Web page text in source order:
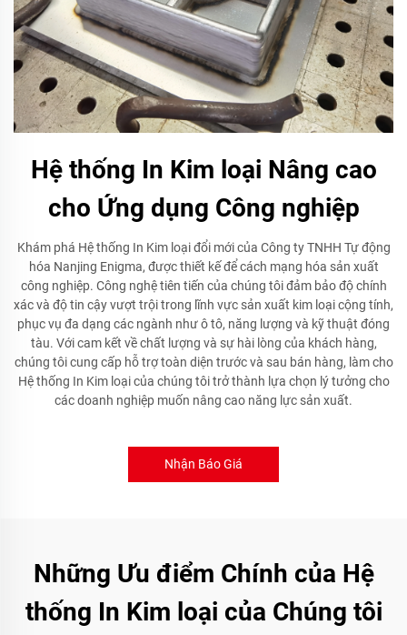
Hệ thống In Kim loại Nâng cao
cho Ứng dụng Công nghiệp
Khám phá Hệ thống In Kim loại đổi mới của Công ty TNHH Tự động
hóa Nanjing Enigma, được thiết kế để cách mạng hóa sản xuất
công nghiệp. Công nghệ tiên tiến của chúng tôi đảm bảo độ chính
xác và độ tin cậy vượt trội trong lĩnh vực sản xuất kim loại cộng tính,
phục vụ đa dạng các ngành như ô tô, năng lượng và kỹ thuật đóng
tàu. Với cam kết về chất lượng và sự hài lòng của khách hàng,
chúng tôi cung cấp hỗ trợ toàn diện trước và sau bán hàng, làm cho
Hệ thống In Kim loại của chúng tôi trở thành lựa chọn lý tưởng cho
các doanh nghiệp muốn nâng cao năng lực sản xuất.
Nhận Báo Giá
Những Ưu điểm Chính của Hệ
thống In Kim loại của Chúng tôi